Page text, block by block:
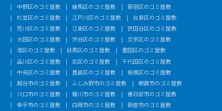
中野区のゴミ屋敷
練馬区のゴミ屋敷
新宿区のゴミ屋敷
杉並区のゴミ屋敷
江戸川区のゴミ屋敷
台東区のゴミ屋敷
荒川区のゴミ屋敷
江東区のゴミ屋敷
世田谷区のゴミ屋敷
大田区のゴミ屋敷
渋谷区のゴミ屋敷
文京区のゴミ屋敷
港区のゴミ屋敷
目黒区のゴミ屋敷
墨田区のゴミ屋敷
品川区のゴミ屋敷
北区のゴミ屋敷
千代田区のゴミ屋敷
中央区のゴミ屋敷
豊島区のゴミ屋敷
板橋区のゴミ屋敷
越谷市のゴミ屋敷
ふじみ野市のゴミ屋敷
朝霞市のゴミ屋敷
川口市のゴミ屋敷
桶川市のゴミ屋敷
春日部市のゴミ屋敷
幸手市のゴミ屋敷
白岡市のゴミ屋敷
新座市のゴミ屋敷